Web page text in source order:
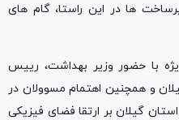
ها در این راستا، گام های
با حضور وزیر بهداشت، رییس
و همچنین اهتمام مسوولان در
گیلان بر ارتقا فضای فیزیکی